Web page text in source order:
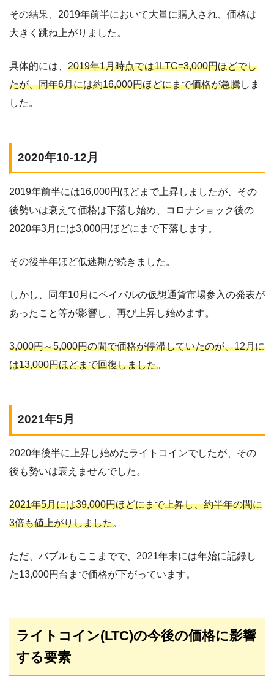
その結果、2019年前半において大量に購入され、価格は
大きく跳ね上がりました。
具体的には、 2019年1月時点では1LTC=3,000円ほどでし
たが、同年6月には約16,000円ほどにまで価格が急騰しま
した。
2020年10-12月
2019年前半には16,000円ほどまで上昇しましたが、その
後勢いは衰えて価格は下落し始め、コロナショック後の
2020年3月には3,000円ほどにまで下落します。
その後半年ほど低迷期が続きました。
しかし、同年10月にペイパルの仮想通貨市場参入の発表が
あったこと等が影響し、再び上昇し始めます。
3,000円～5,000円の間で価格が停滞していたのが、12月に
は13,000円ほどまで回復しました。
2021年5月
2020年後半に上昇し始めたライトコインでしたが、その
後も勢いは衰えませんでした。
2021年5月には39,000円ほどにまで上昇し、約半年の間に
3倍も値上がりしました。
ただ、バブルもここまでで、2021年末には年始に記録し
た13,000円台まで価格が下がっています。
ライトコイン(LTC)の今後の価格に影響
する要素